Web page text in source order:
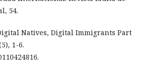
54.
Natives, Digital Immigrants Part
1-6.